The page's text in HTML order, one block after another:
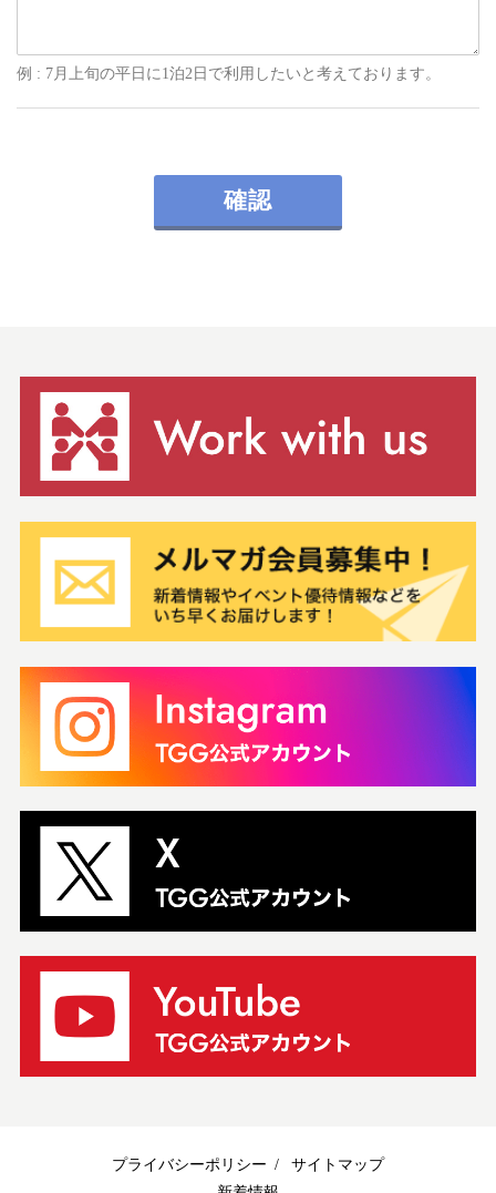
例 : 7月上旬の平日に1泊2日で利用したいと考えております。
確認
プライバシーポリシー
サイトマップ